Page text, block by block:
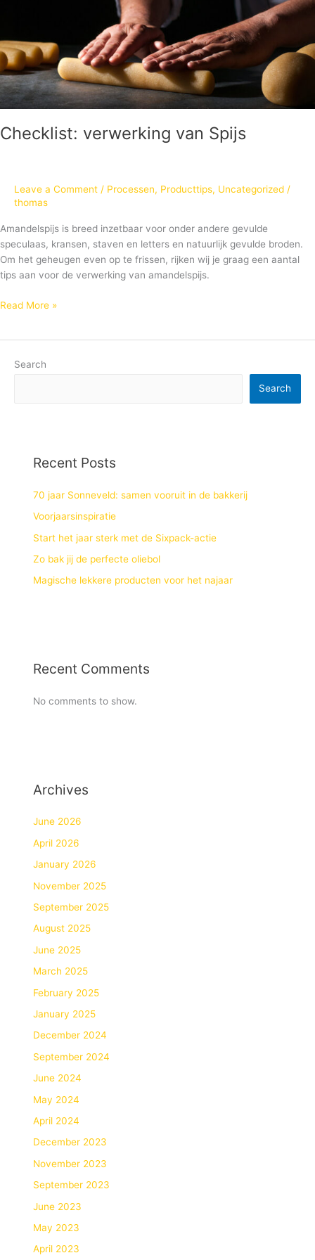
Checklist: verwerking van Spijs
Leave a Comment / Processen, Producttips, Uncategorized /
thomas
Amandelspijs is breed inzetbaar voor onder andere gevulde
speculaas, kransen, staven en letters en natuurlijk gevulde broden.
Om het geheugen even op te frissen, rijken wij je graag een aantal
tips aan voor de verwerking van amandelspijs.
Read More »
Search
Search
Recent Posts
70 jaar Sonneveld: samen vooruit in de bakkerij
Voorjaarsinspiratie
Start het jaar sterk met de Sixpack-actie
Zo bak jij de perfecte oliebol
Magische lekkere producten voor het najaar
Recent Comments
No comments to show.
Archives
June 2026
April 2026
January 2026
November 2025
September 2025
August 2025
June 2025
March 2025
February 2025
January 2025
December 2024
September 2024
June 2024
May 2024
April 2024
December 2023
November 2023
September 2023
June 2023
May 2023
April 2023